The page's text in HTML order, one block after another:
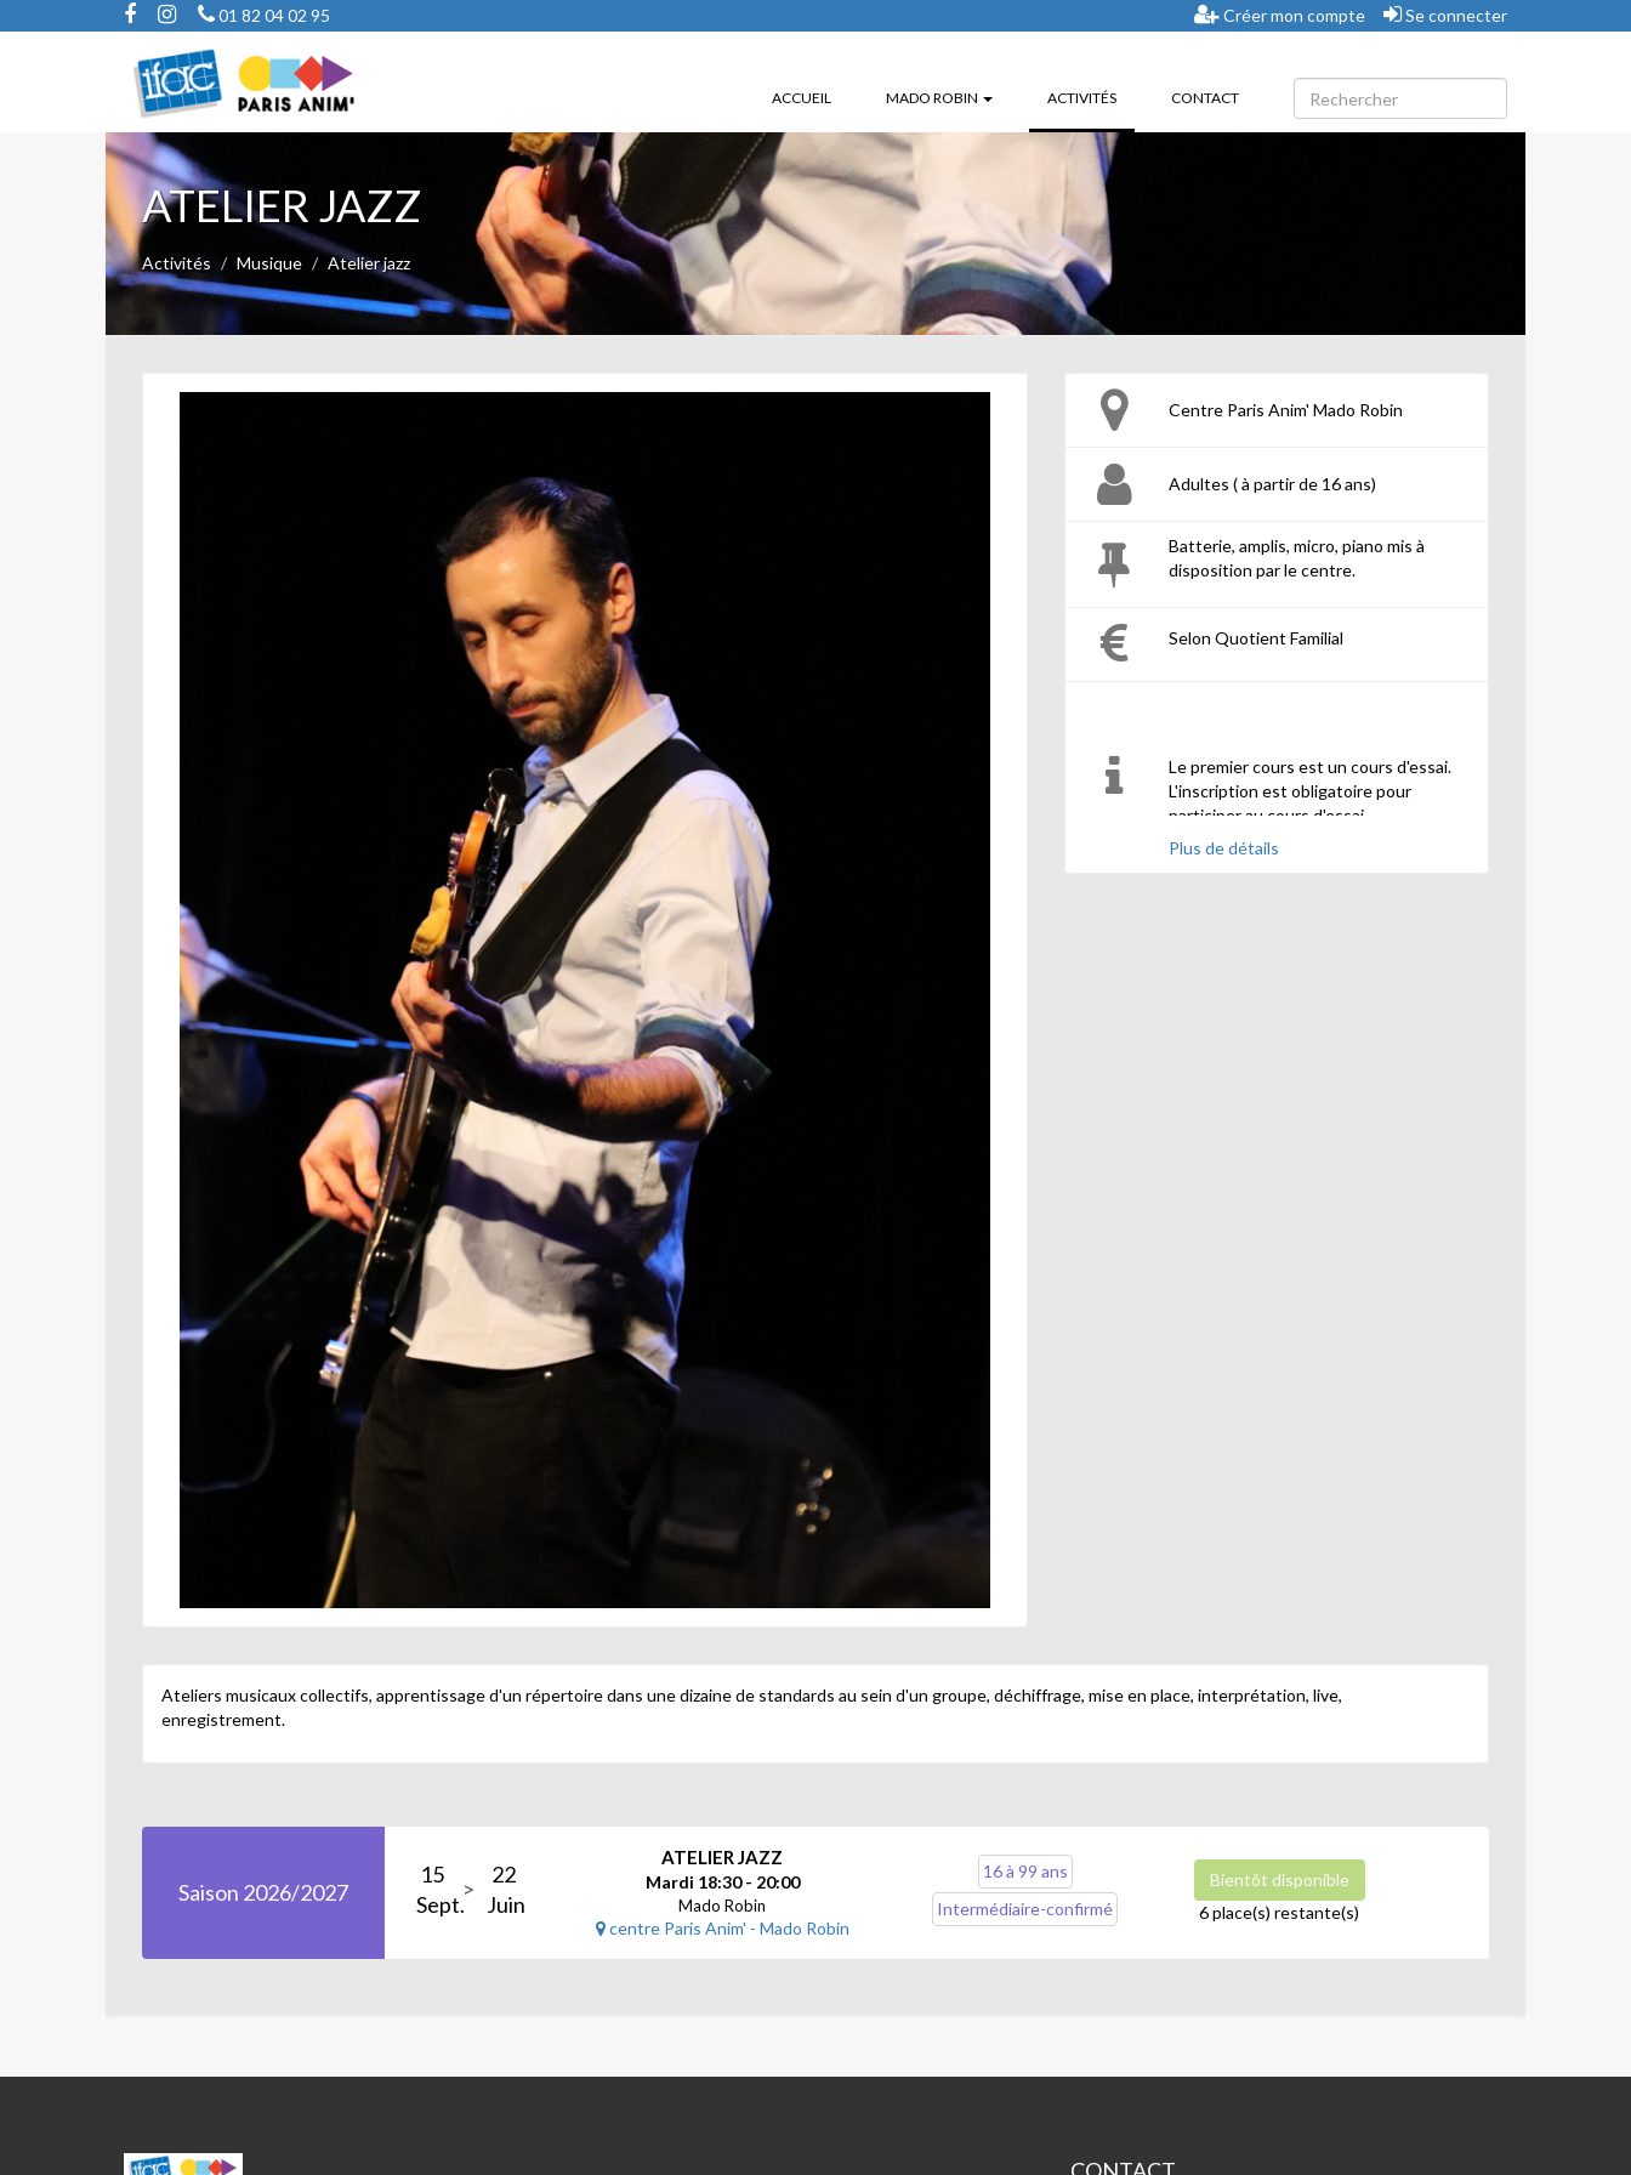
01 82 04 02 95 Créer mon compte Se connecter
ACCUEIL MADO ROBIN ACTIVITÉS(CURRENT)CONTACT
ATELIER JAZZ
Activités Musique Atelier jazz
Centre Paris Anim' Mado Robin
Adultes ( à partir de 16 ans)
Batterie, amplis, micro, piano mis à
disposition par le centre.
Selon Quotient Familial
Le premier cours est un cours d'essai.
L'inscription est obligatoire pour
participer au cours d'essai.
Plus de détails
Ateliers musicaux collectifs, apprentissage d'un répertoire dans une dizaine de standards au sein d'un groupe, déchiffrage, mise en place, interprétation, live,
enregistrement.
Saison 2026/2027
15
Sept.
22
Juin
ATELIER JAZZ
Mardi 18:30 - 20:00
Mado Robin
centre Paris Anim' - Mado Robin
16 à 99 ans
Intermédiaire-confirmé
Bientôt disponible
6 place(s) restante(s)
MADO